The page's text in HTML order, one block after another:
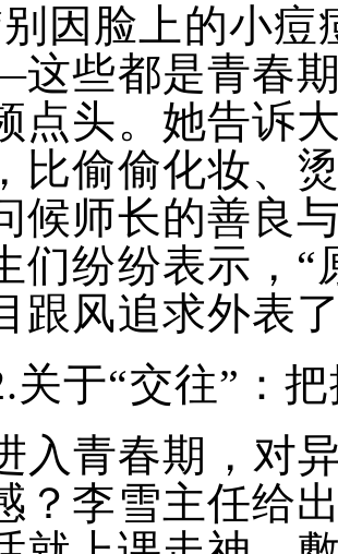
别因脸上的小
些都是青春期
点头。她告诉
比偷偷化妆、
候师长的善良
们纷纷表示，
跟风追求外表
关于“交往”：
入青春期，对
？李雪主任给